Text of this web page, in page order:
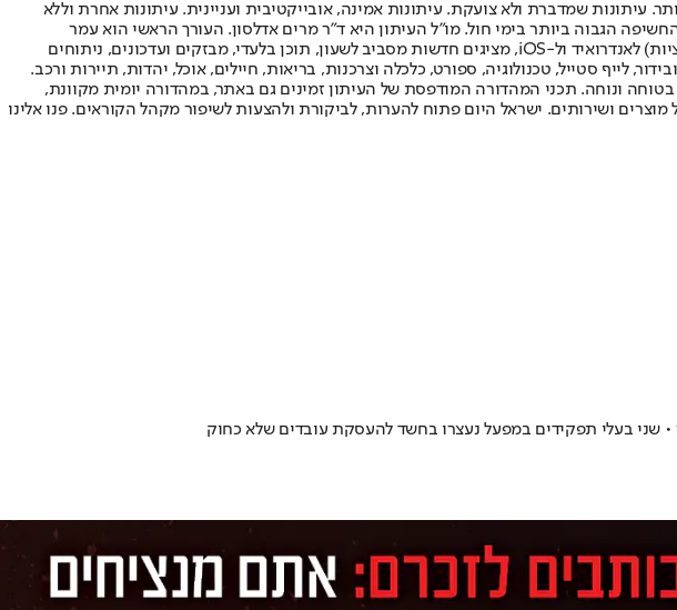
עיתונות שמדברת ולא צועקת. עיתונות אמינה, אובייקטיבית ועניינית. עיתונות אחרת וללא
"ישראל היום" לעיתון הישראלי בעל שיעור החשיפה הגבוה ביותר בימי חול. מו"ל העיתון היא ד"ר מרים אדלסון. העורך הראשי הוא עמר
לחמנוביץ, והעורך המייסד הוא עמוס רגב. אתרי האינטרנט של "ישראל היום" בעברית ובאנגלית, כמו כן היישומונים (אפליקציות) לאנדרואיד ול-iOS, מציגים חדשות מסביב לשעון, תוכן בלעדי, מבזקים ועדכונים, ניתוחים
לייף סטייל, טכנולוגיה, ספורט, כלכלה וצרכנות, בריאות, חיילים, אוכל, יהדות, תיירות ורכב.
בטוחה ונוחה. תכני המהדורה המודפסת של העיתון זמינים גם באתר, במהדורה יומית מקוונת,
ושירותים. ישראל היום פתוח להערות, לביקורת ולהצעות לשיפור מקהל הקוראים. פנו אלינו